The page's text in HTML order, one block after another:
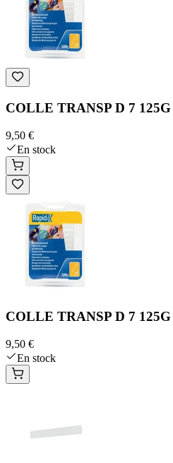
COLLE TRANSP D 7 125G
9,50 €
En stock
COLLE TRANSP D 7 125G
9,50 €
En stock